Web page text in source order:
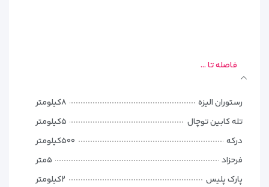
فاصله تا ...
رستوران الیزه
۸کیلومتر
تله کابین توچال
۵کیلومتر
درکه
۵۰۰کیلومتر
فرحزاد
۵متر
پارک پلیس
۲کیلومتر